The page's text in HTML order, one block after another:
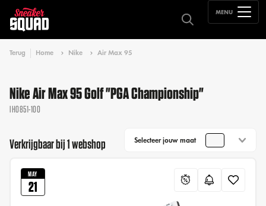
MENU
Terug Home Nike Air Max 95
Nike Air Max 95 Golf "PGA Championship"
IH0851-100
Verkrijgbaar bij 1 webshop Selecteer jouw maat
MAY
21